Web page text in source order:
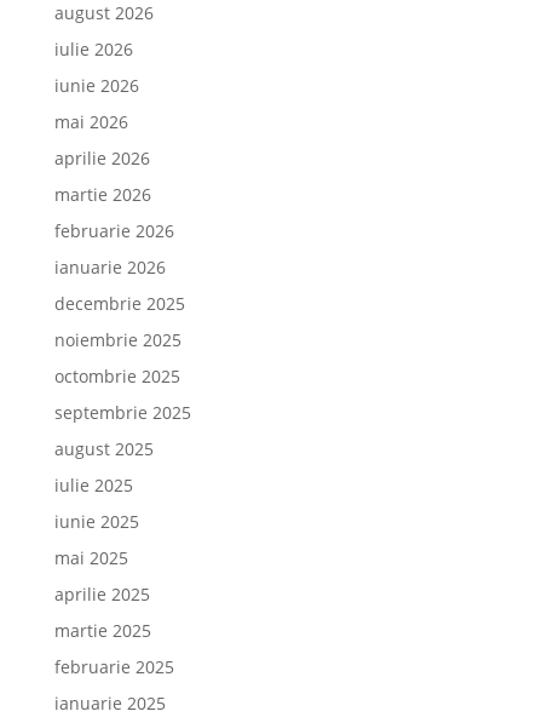
august 2026
iulie 2026
iunie 2026
mai 2026
aprilie 2026
martie 2026
februarie 2026
ianuarie 2026
decembrie 2025
noiembrie 2025
octombrie 2025
septembrie 2025
august 2025
iulie 2025
iunie 2025
mai 2025
aprilie 2025
martie 2025
februarie 2025
ianuarie 2025